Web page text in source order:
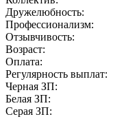
Дружелюбность:
Профессионализм:
Отзывчивость:
Возраст:
Оплата:
Регулярность выплат:
Черная ЗП:
Белая ЗП:
Серая ЗП: